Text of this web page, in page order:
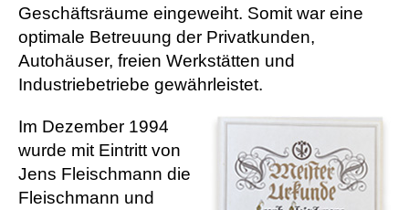
Geschäftsräume eingeweiht. Somit war eine
optimale Betreuung der Privatkunden,
Autohäuser, freien Werkstätten und
Industriebetriebe gewährleistet.
Im Dezember 1994
wurde mit Eintritt von
Jens Fleischmann die
Fleischmann und